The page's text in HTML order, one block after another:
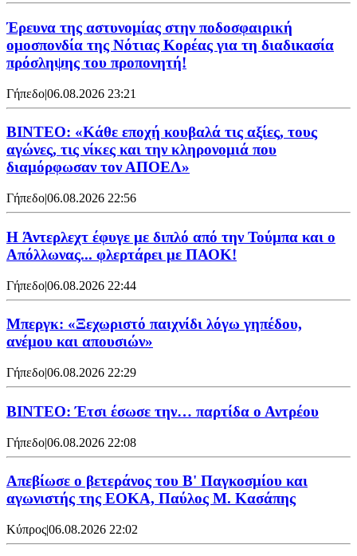
Έρευνα της αστυνομίας στην ποδοσφαιρική
ομοσπονδία της Νότιας Κορέας για τη διαδικασία
πρόσληψης του προπονητή!
Γήπεδο|06.08.2026 23:21
ΒΙΝΤΕΟ: «Κάθε εποχή κουβαλά τις αξίες, τους
αγώνες, τις νίκες και την κληρονομιά που
διαμόρφωσαν τον ΑΠΟΕΛ»
Γήπεδο|06.08.2026 22:56
H Άντερλεχτ έφυγε με διπλό από την Τούμπα και ο
Απόλλωνας... φλερτάρει με ΠΑΟΚ!
Γήπεδο|06.08.2026 22:44
Μπεργκ: «Ξεχωριστό παιχνίδι λόγω γηπέδου,
ανέμου και απουσιών»
Γήπεδο|06.08.2026 22:29
ΒΙΝΤΕΟ: Έτσι έσωσε την… παρτίδα ο Αντρέου
Γήπεδο|06.08.2026 22:08
Απεβίωσε ο βετεράνος του Β' Παγκοσμίου και
αγωνιστής της ΕΟΚΑ, Παύλος Μ. Κασάπης
Κύπρος|06.08.2026 22:02